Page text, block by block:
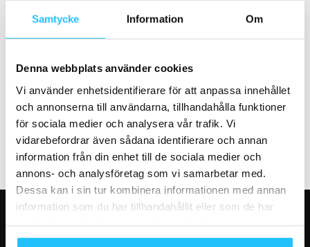
Samtycke Information Om
Denna webbplats använder cookies
Vi använder enhetsidentifierare för att anpassa innehållet
och annonserna till användarna, tillhandahålla funktioner
för sociala medier och analysera vår trafik. Vi
vidarebefordrar även sådana identifierare och annan
information från din enhet till de sociala medier och
annons- och analysföretag som vi samarbetar med.
Dessa kan i sin tur kombinera informationen med annan
information som du har tillhandahållit eller som de har
Business
Business-podden #79
Hälsa
högintensivt visar unik
kartläggning av det fysiska...
VÅRA FAVORITER